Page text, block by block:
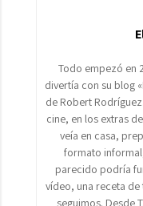
Todo empezó en
divertía con su blog
de Robert
cine, en los extras
veía en casa,
formato
parecido podría
vídeo, una receta
seguimos. Desde